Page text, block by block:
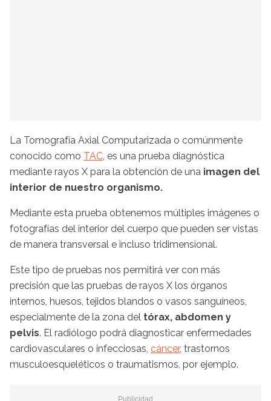
La Tomografía Axial Computarizada o comúnmente
conocido como TAC, es una prueba diagnóstica
mediante rayos X para la obtención de una imagen del
interior de nuestro organismo.
Mediante esta prueba obtenemos múltiples imágenes o
fotografías del interior del cuerpo que pueden ser vistas
de manera transversal e incluso tridimensional.
Este tipo de pruebas nos permitirá ver con más
precisión que las pruebas de rayos X los órganos
internos, huesos, tejidos blandos o vasos sanguíneos,
especialmente de la zona del tórax, abdomen y
pelvis. El radiólogo podrá diagnosticar enfermedades
cardiovasculares o infecciosas, cáncer, trastornos
musculoesqueléticos o traumatismos, por ejemplo.